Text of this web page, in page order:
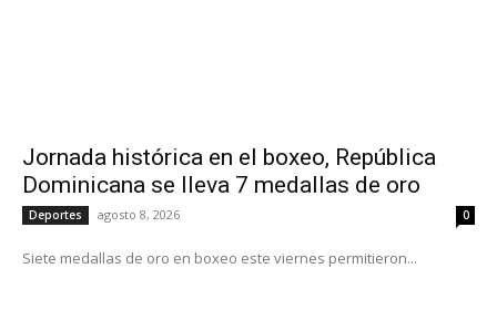
Jornada histórica en el boxeo, República
Dominicana se lleva 7 medallas de oro
Deportes agosto 8, 2026 0
Siete medallas de oro en boxeo este viernes permitieron...